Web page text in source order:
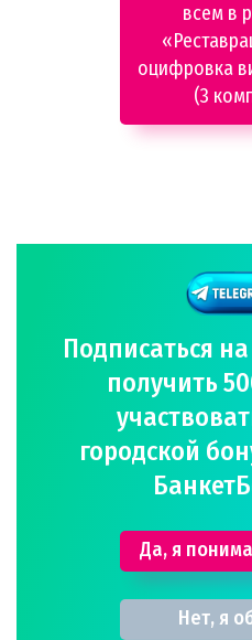
всем в
оцифровка
(3
Подписаться
получить
городской
Да, я
Нет, я